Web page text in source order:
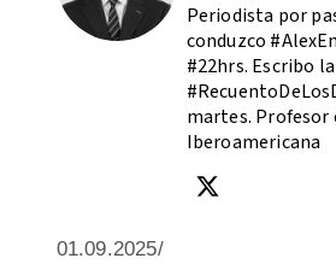
Periodista por
conduzco
#22hrs. Escribo
martes. Profesor
Iberoamericana
01.09.2025/